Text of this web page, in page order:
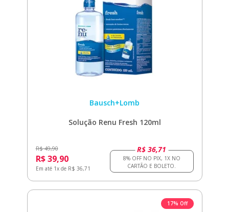
Bausch+Lomb
Solução Renu Fresh 120ml
R$ 49,90
R$ 39,90
Em até 1x de R$ 36,71
R$ 36,71
17% Off